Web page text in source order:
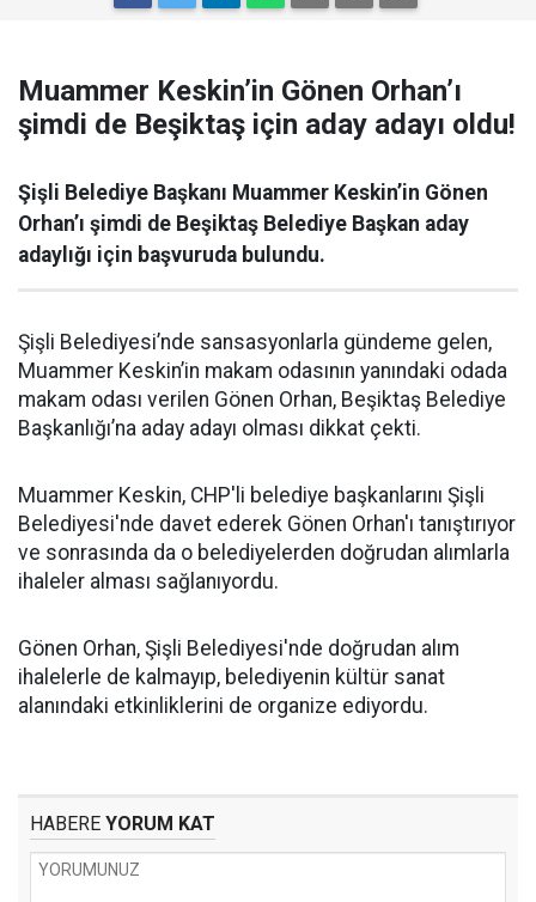
Muammer Keskin’in Gönen Orhan’ı
şimdi de Beşiktaş için aday adayı oldu!
Şişli Belediye Başkanı Muammer Keskin’in Gönen
Orhan’ı şimdi de Beşiktaş Belediye Başkan aday
adaylığı için başvuruda bulundu.
Şişli Belediyesi’nde sansasyonlarla gündeme gelen,
Muammer Keskin’in makam odasının yanındaki odada
makam odası verilen Gönen Orhan, Beşiktaş Belediye
Başkanlığı’na aday adayı olması dikkat çekti.
Muammer Keskin, CHP'li belediye başkanlarını Şişli
Belediyesi'nde davet ederek Gönen Orhan'ı tanıştırıyor
ve sonrasında da o belediyelerden doğrudan alımlarla
ihaleler alması sağlanıyordu.
Gönen Orhan, Şişli Belediyesi'nde doğrudan alım
ihalelerle de kalmayıp, belediyenin kültür sanat
alanındaki etkinliklerini de organize ediyordu.
HABERE YORUM KAT